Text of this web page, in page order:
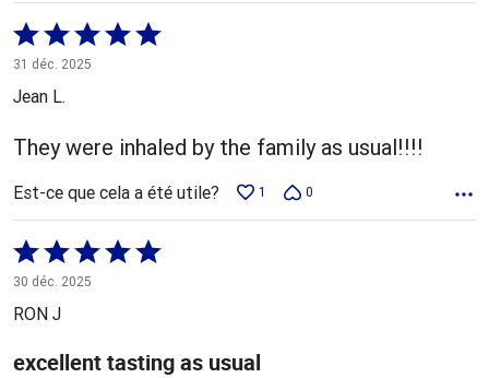
Coté
5 sur
5
31 déc. 2025
Jean L.
They were inhaled by the family as usual!!!!
Est-ce que cela a été utile? 1 0
Coté
5 sur
5
30 déc. 2025
RON J
excellent tasting as usual